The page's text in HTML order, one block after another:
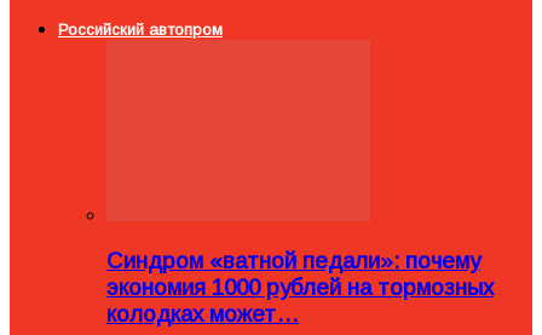
Российский автопром
Синдром «ватной педали»: почему
экономия 1000 рублей на тормозных
колодках может…